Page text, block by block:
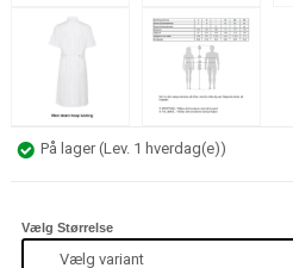
På lager(Lev. 1 hverdag(e))
Vælg Størrelse